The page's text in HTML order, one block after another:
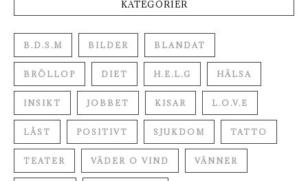
KATEGORIER
B.D.S.M BILDER BLANDAT
BRÖLLOP DIET H.E.L.G HÄLSA
INSIKT JOBBET KISAR L.O.V.E
LÅST POSITIVT SJUKDOM TATTO
TEATER VÄDER O VIND VÄNNER